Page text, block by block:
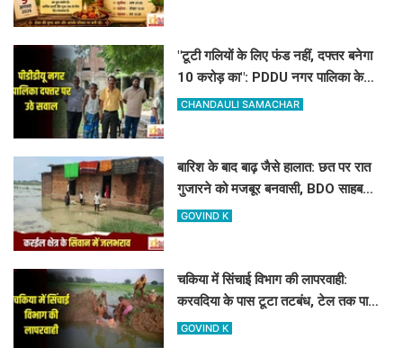
"टूटी गलियों के लिए फंड नहीं, दफ्तर बनेगा
10 करोड़ का": PDDU नगर पालिका के
प्लान पर बोले-संतोष पाठक
CHANDAULI SAMACHAR
बारिश के बाद बाढ़ जैसे हालात: छत पर रात
गुजारने को मजबूर बनवासी, BDO साहब
रास्ता और जलनिकासी तो बनवा दीजिए!
GOVIND K
चकिया में सिंचाई विभाग की लापरवाही:
करवदिया के पास टूटा तटबंध, टेल तक पानी
न पहुंचने से किसान परेशान
GOVIND K